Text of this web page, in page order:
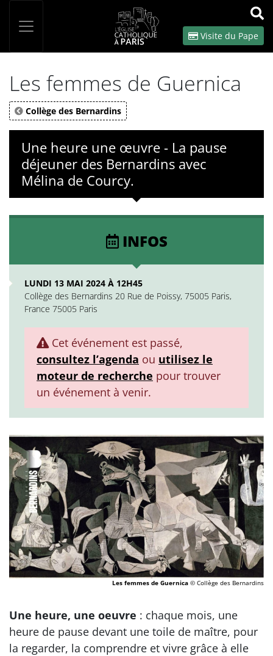
OK
Visite du Pape
Les femmes de Guernica
Collège des Bernardins
Une heure une œuvre - La pause
déjeuner des Bernardins avec
Mélina de Courcy.
INFOS
LUNDI 13 MAI 2024 À 12H45
Collège des Bernardins 20 Rue de Poissy, 75005 Paris,
France 75005 Paris
Cet événement est passé,
consultez l’agenda ou utilisez le
moteur de recherche pour trouver
un événement à venir.
Les femmes de Guernica © Collège des Bernardins
Une heure, une oeuvre : chaque mois, une
heure de pause devant une toile de maître, pour
la regarder, la comprendre et vivre grâce à elle
Panneau de gestion des cookies